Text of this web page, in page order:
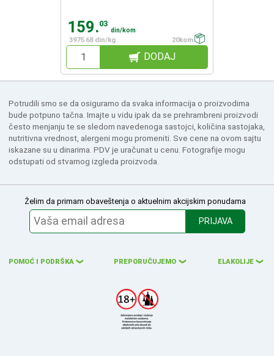
159.03
din/kom
3975.68 din/kg
20kom
DODAJ
Potrudili smo se da osiguramo da svaka informacija o proizvodima
bude potpuno tačna. Imajte u vidu ipak da se prehrambreni proizvodi
često menjanju te se sledom navedenoga sastojci, količina sastojaka,
nutritivna vrednost, alergeni mogu promeniti. Sve cene na ovom sajtu
iskazane su u dinarima. PDV je uračunat u cenu. Fotografije mogu
odstupati od stvarnog izgleda proizvoda.
Želim da primam obaveštenja o aktuelnim akcijskim ponudama
PRIJAVA
POMOĆ I PODRŠKA ❮ PREPORUČUJEMO ❮ ELAKOLIJE ❮